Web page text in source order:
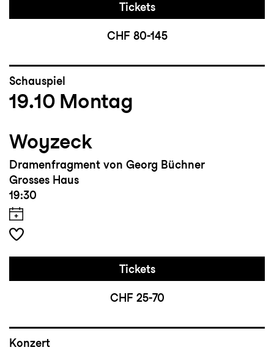
Tickets
CHF 80-145
Schauspiel
19.10 Montag
Woyzeck
Dramenfragment von Georg Büchner
Grosses Haus
19:30
Tickets
CHF 25-70
Konzert